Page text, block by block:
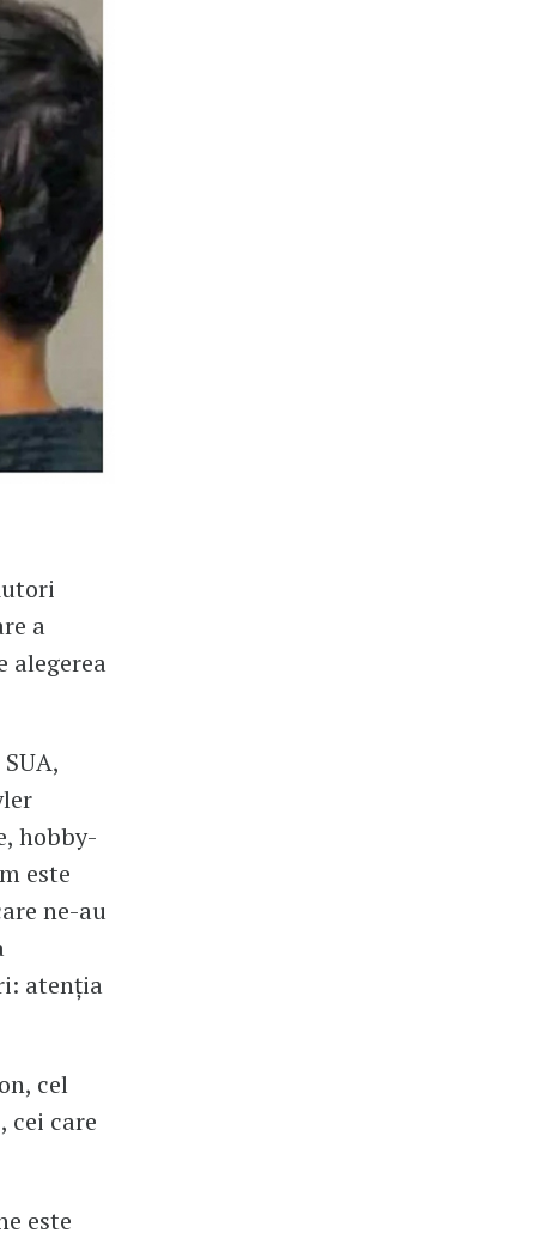
a
alegerea
hobby-
este
ne-au
atenția
cel
cei care
este